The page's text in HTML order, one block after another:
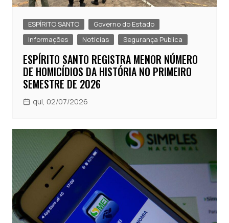
ESPÍRITO SANTO
Governo do Estado
Informações
Notícias Segurança Publica
ESPÍRITO SANTO REGISTRA MENOR NÚMERO
DE HOMICÍDIOS DA HISTÓRIA NO PRIMEIRO
SEMESTRE DE 2026
qui, 02/07/2026